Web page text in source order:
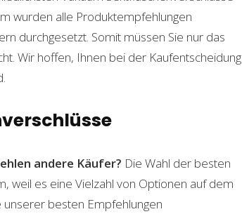
wurden alle Produktempfehlungen
durchgesetzt. Somit müssen Sie nur das
Wir hoffen, Ihnen bei der Kaufentscheidung
andere Käufer? Die Wahl der besten
weil es eine Vielzahl von Optionen auf dem
unserer besten Empfehlungen